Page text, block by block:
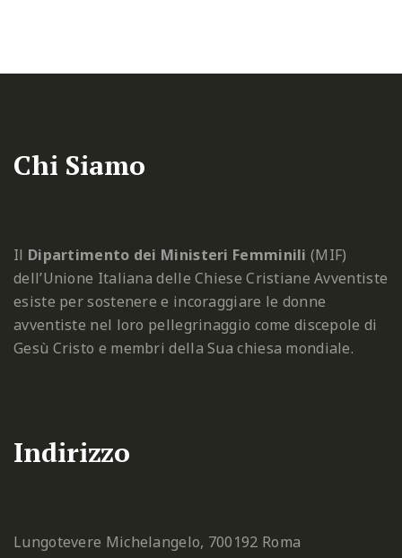
Chi Siamo
Il Dipartimento dei Ministeri Femminili (MIF)
dell’Unione Italiana delle Chiese Cristiane Avventiste
esiste per sostenere e incoraggiare le donne
avventiste nel loro pellegrinaggio come discepole di
Gesù Cristo e membri della Sua chiesa mondiale.
Indirizzo
Lungotevere Michelangelo, 700192 Roma